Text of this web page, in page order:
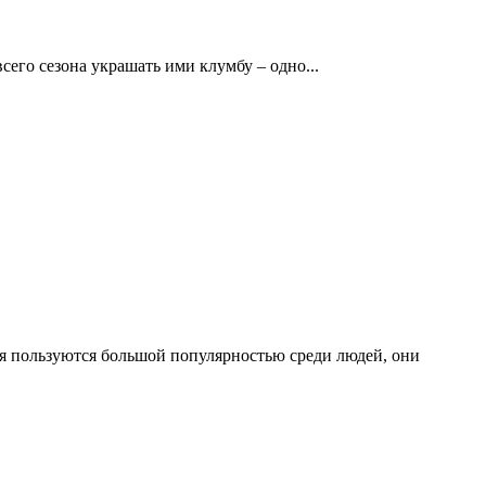
сезона украшать ими клумбу – одно...
большой популярностью среди людей, они